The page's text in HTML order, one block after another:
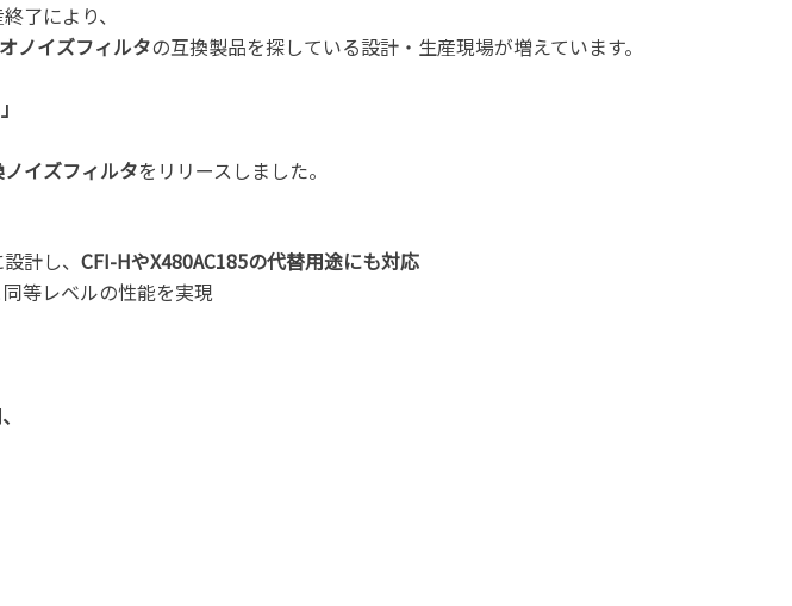
了により、
ノイズフィルタの互換製品を探している設計・生産現場が増えています。
イズフィルタをリリースしました。
計し、 CFI-HやX480AC185の代替用途にも対応
等レベルの性能を実現